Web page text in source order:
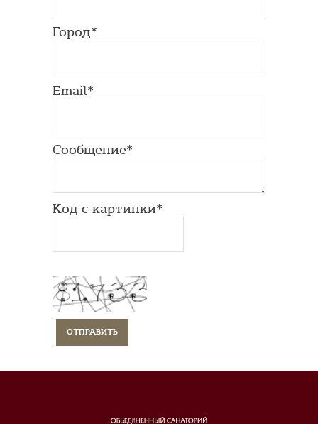
Город*
Email*
Сообщение*
Код с картинки*